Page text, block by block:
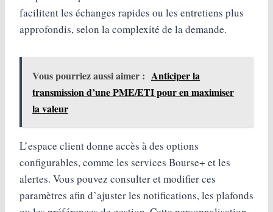
facilitent les échanges rapides ou les entretiens plus
approfondis, selon la complexité de la demande.
Vous pourriez aussi aimer : Anticiper la
transmission d’une PME/ETI pour en maximiser
la valeur
L’espace client donne accès à des options
configurables, comme les services Bourse+ et les
alertes. Vous pouvez consulter et modifier ces
paramètres afin d’ajuster les notifications, les plafonds